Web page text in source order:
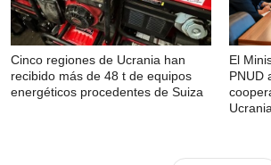
Cinco regiones de Ucrania han
recibido más de 48 t de equipos
energéticos procedentes de Suiza
El
PNUD
Ucrania